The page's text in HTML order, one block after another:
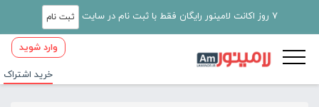
7 روز اکانت لامینور رایگان فقط با ثبت نام در سایت ثبت نام
وارد شوید
خرید اشتراک